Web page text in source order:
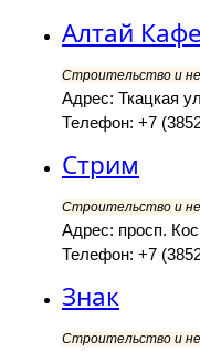
Алтай
Строительство и
Адрес: Ткацкая
Телефон: +7
Стрим
Строительство и
Адрес: просп.
Телефон: +7
Знак
Строительство и